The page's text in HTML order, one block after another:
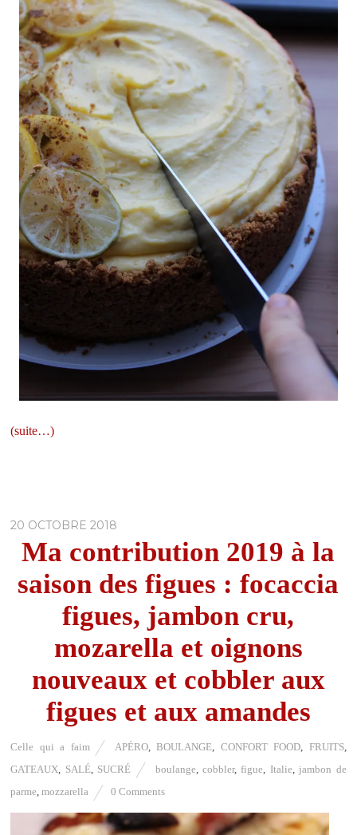
(suite…)
20 OCTOBRE 2018
Ma contribution 2019 à la
saison des figues : focaccia
figues, jambon cru,
mozarella et oignons
nouveaux et cobbler aux
figues et aux amandes
Celle qui a faim APÉRO,BOULANGE, CONFORT FOOD, FRUITS,
GATEAUX, SALÉ, SUCRÉ boulange, cobbler, figue, Italie, jambon de
parme,mozzarella 0 Comments